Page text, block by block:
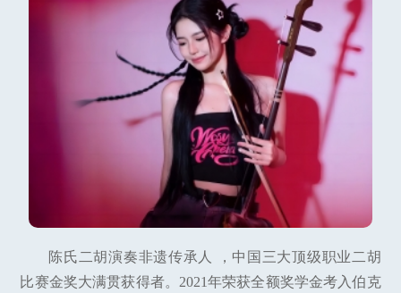
陈氏二胡演奏非遗传承人 ，中国三大顶级职业二胡
比赛金奖大满贯获得者。2021年荣获全额奖学金考入伯克